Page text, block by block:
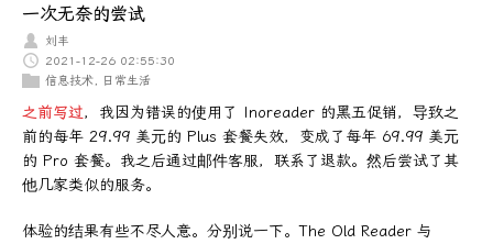
一次无奈的尝试
刘丰
2021-12-26 02:55:30
信息技术, 日常生活
之前写过，我因为错误的使用了 Inoreader 的黑五促销，导致之
前的每年 29.99 美元的 Plus 套餐失效，变成了每年 69.99 美元
的 Pro 套餐。我之后通过邮件客服，联系了退款。然后尝试了其
他几家类似的服务。
体验的结果有些不尽人意。分别说一下。The Old Reader 与